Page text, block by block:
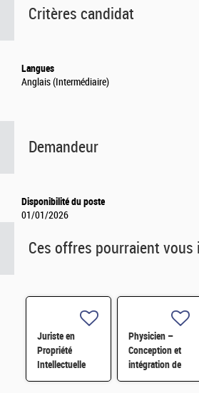
Critères candidat
Langues
Anglais (Intermédiaire)
Demandeur
Disponibilité du poste
01/01/2026
Ces offres pourraient vous
Juriste en
Propriété
Intellectuelle
H/F
Physicien –
Conception et
intégration de
capteurs